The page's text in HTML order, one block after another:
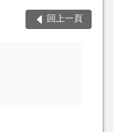
回上一頁